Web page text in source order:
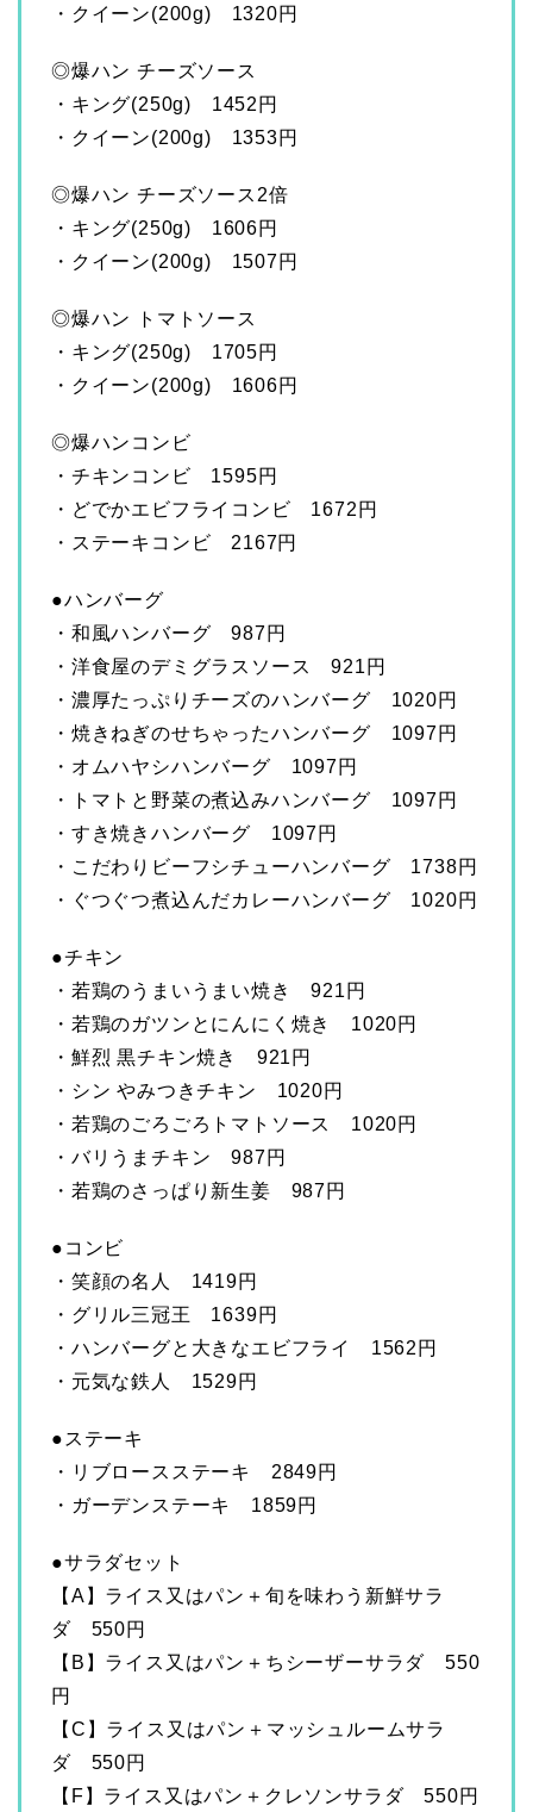
・クイーン(200g) 1320円
◎爆ハン チーズソース
・キング(250g) 1452円
・クイーン(200g) 1353円
◎爆ハン チーズソース2倍
・キング(250g) 1606円
・クイーン(200g) 1507円
◎爆ハン トマトソース
・キング(250g) 1705円
・クイーン(200g) 1606円
◎爆ハンコンビ
・チキンコンビ 1595円
・どでかエビフライコンビ 1672円
・ステーキコンビ 2167円
●ハンバーグ
・和風ハンバーグ 987円
・洋食屋のデミグラスソース 921円
・濃厚たっぷりチーズのハンバーグ 1020円
・焼きねぎのせちゃったハンバーグ 1097円
・オムハヤシハンバーグ 1097円
・トマトと野菜の煮込みハンバーグ 1097円
・すき焼きハンバーグ 1097円
・こだわりビーフシチューハンバーグ 1738円
・ぐつぐつ煮込んだカレーハンバーグ 1020円
●チキン
・若鶏のうまいうまい焼き 921円
・若鶏のガツンとにんにく焼き 1020円
・鮮烈 黒チキン焼き 921円
・シン やみつきチキン 1020円
・若鶏のごろごろトマトソース 1020円
・バリうまチキン 987円
・若鶏のさっぱり新生姜 987円
●コンビ
・笑顔の名人 1419円
・グリル三冠王 1639円
・ハンバーグと大きなエビフライ 1562円
・元気な鉄人 1529円
●ステーキ
・リブロースステーキ 2849円
・ガーデンステーキ 1859円
●サラダセット
【A】ライス又はパン＋旬を味わう新鮮サラ
ダ 550円
【B】ライス又はパン＋ちシーザーサラダ 550
円
【C】ライス又はパン＋マッシュルームサラ
ダ 550円
【F】ライス又はパン＋クレソンサラダ 550円